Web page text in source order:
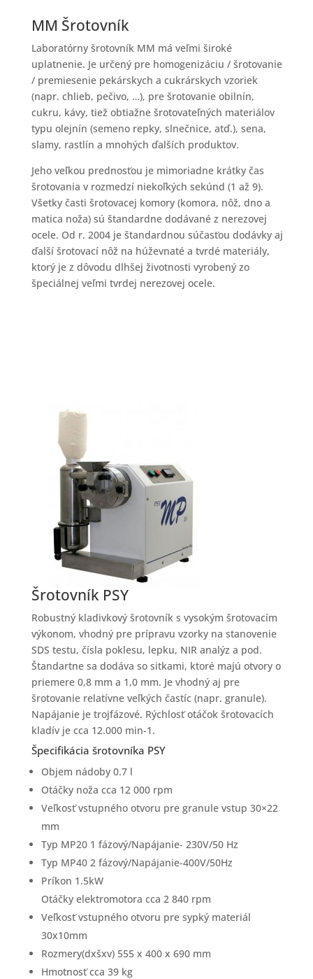
MM Šrotovník
Laboratórny šrotovník MM má veľmi široké
uplatnenie. Je určený pre homogenizáciu / šrotovanie
/ premiesenie pekárskych a cukrárskych vzoriek
(napr. chlieb, pečivo, …), pre šrotovanie obilnín,
cukru, kávy, tiež obtiažne šrotovateľných materiálov
typu olejnín (semeno repky, slnečnice, atď.), sena,
slamy, rastlín a mnohých ďalších produktov.
Jeho veľkou prednosťou je mimoriadne krátky čas
šrotovania v rozmedzí niekoľkých sekúnd (1 až 9).
Všetky časti šrotovacej komory (komora, nôž, dno a
matica noža) sú štandardne dodávané z nerezovej
ocele. Od r. 2004 je štandardnou súčasťou dodávky aj
ďalší šrotovací nôž na húževnaté a tvrdé materiály,
ktorý je z dôvodu dlhšej životnosti vyrobený zo
špeciálnej veľmi tvrdej nerezovej ocele.
Šrotovník PSY
Robustný kladivkový šrotovník s vysokým šrotovacím
výkonom, vhodný pre prípravu vzorky na stanovenie
SDS testu, čísla poklesu, lepku, NIR analýz a pod.
Štandartne sa dodáva so sitkami, ktoré majú otvory o
priemere 0,8 mm a 1,0 mm. Je vhodný aj pre
šrotovanie relatívne veľkých častíc (napr. granule).
Napájanie je trojfázové. Rýchlosť otáčok šrotovacích
kladív je cca 12.000 min-1.
Špecifikácia šrotovníka PSY
Objem nádoby 0.7 l
Otáčky noža cca 12 000 rpm
Veľkosť vstupného otvoru pre granule vstup 30×22
mm
Typ MP20 1 fázový/Napájanie- 230V/50 Hz
Typ MP40 2 fázový/Napájanie-400V/50Hz
Príkon 1.5kW
Otáčky elektromotora cca 2 840 rpm
Veľkosť vstupného otvoru pre sypký materiál
30x10mm
Rozmery(dxšxv) 555 x 400 x 690 mm
Hmotnosť cca 39 kg